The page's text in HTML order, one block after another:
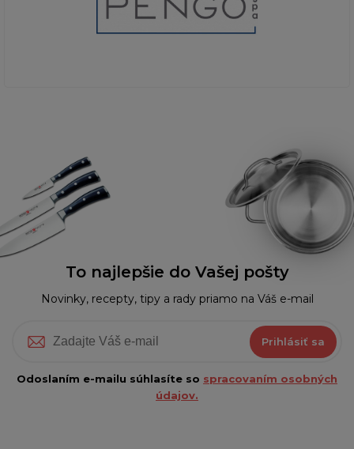
To najlepšie do Vašej pošty
Novinky, recepty, tipy a rady priamo na Váš e-mail
Prihlásiť sa
Odoslaním e-mailu súhlasíte so spracovaním osobných
údajov.